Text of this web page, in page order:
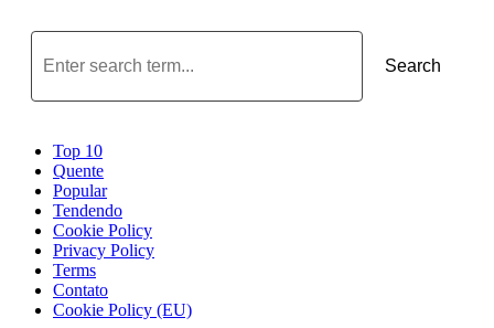
Search
Top 10
Quente
Popular
Tendendo
Cookie Policy
Privacy Policy
Terms
Contato
Cookie Policy (EU)